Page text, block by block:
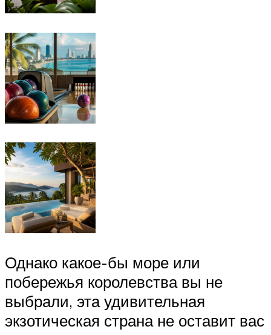
Однако какое-бы море или
побережья королевства вы не
выбрали, эта удивительная
экзотическая страна не оставит вас